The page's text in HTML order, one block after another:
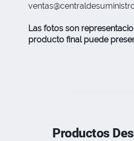
Las fotos son
producto final puede
Productos